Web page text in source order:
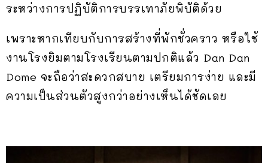
ระหว่างการปฏิบัติการบรรเทาภัยพิบัติด้วย
เพราะหากเทียบกับการสร้างที่พักชั่วคราว หรือใช้
งานโรงยิมตามโรงเรียนตามปกติแล้ว Dan Dan
Dome จะถือว่าสะดวกสบาย เตรียมการง่าย และมี
ความเป็นส่วนตัวสูงกว่าอย่างเห็นได้ชัดเลย